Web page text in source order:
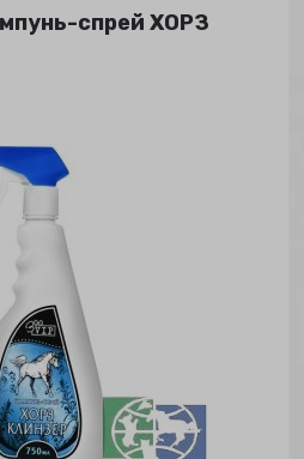
спрей ХОРЗ